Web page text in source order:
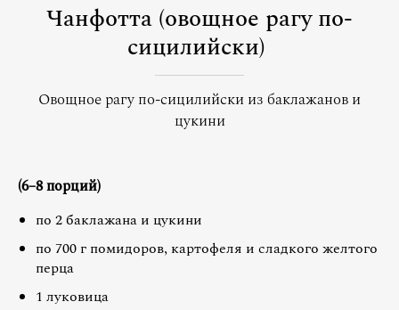
Чанфотта (овощное рагу по-
сицилийски)
Овощное рагу по-сицилийски из баклажанов и
цукини
(6–8 порций)
по 2 баклажана и цукини
по 700 г помидоров, картофеля и сладкого желтого
перца
1 луковица